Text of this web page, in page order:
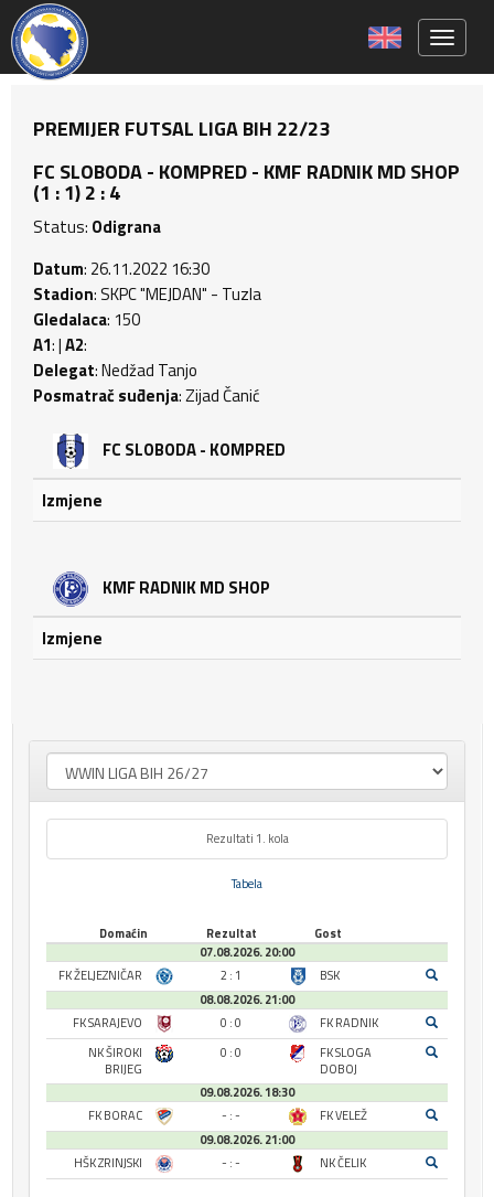
PREMIJER FUTSAL LIGA BIH 22/23
FC SLOBODA - KOMPRED - KMF RADNIK MD SHOP
(1 : 1) 2 : 4
Status: Odigrana
Datum: 26.11.2022 16:30
Stadion: SKPC "MEJDAN" - Tuzla
Gledalaca: 150
A1: |A2:
Delegat: Nedžad Tanjo
Posmatrač suđenja: Zijad Čanić
FC SLOBODA - KOMPRED
Izmjene
KMF RADNIK MD SHOP
Izmjene
Rezultati 1. kola
Tabela
Domaćin Rezultat
Gost
07.08.2026. 20:00
FK ŽELJEZNIČAR
2 : 1
BSK
08.08.2026. 21:00
FK SARAJEVO
0 : 0
FK RADNIK
NK ŠIROKI
BRIJEG
0 : 0
FK SLOGA
DOBOJ
09.08.2026. 18:30
FK BORAC
- : -
FK VELEŽ
09.08.2026. 21:00
HŠK ZRINJSKI
- : - NK ČELIK